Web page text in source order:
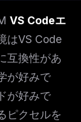
VS Codeエ
はVS Code
互換性があ
が好みで
が好みで
ピクセルを